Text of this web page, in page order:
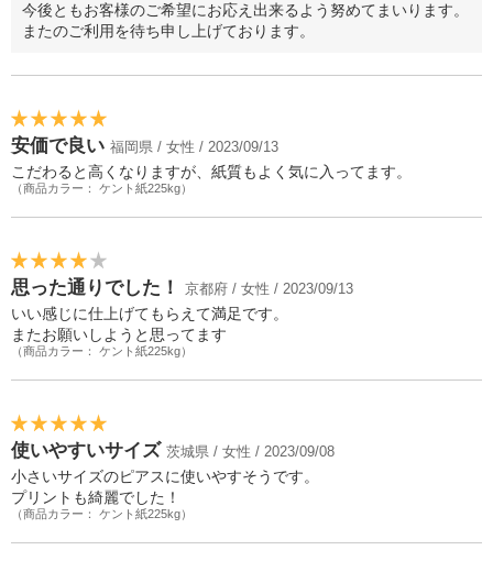
今後ともお客様のご希望にお応え出来るよう努めてまいります。
またのご利用を待ち申し上げております。
安価で良い 福岡県 / 女性 / 2023/09/13
こだわると高くなりますが、紙質もよく気に入ってます。
（商品カラー： ケント紙225kg）
思った通りでした！ 京都府 / 女性 / 2023/09/13
いい感じに仕上げてもらえて満足です。
またお願いしようと思ってます
（商品カラー： ケント紙225kg）
使いやすいサイズ 茨城県 / 女性 / 2023/09/08
小さいサイズのピアスに使いやすそうです。
プリントも綺麗でした！
（商品カラー： ケント紙225kg）